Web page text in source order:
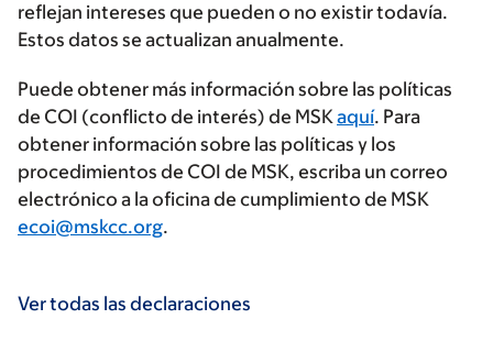
reflejan intereses que pueden o no existir todavía.
Estos datos se actualizan anualmente.
Puede obtener más información sobre las políticas
de COI (conflicto de interés) de MSKaquí. Para
obtener información sobre las políticas y los
procedimientos de COI de MSK, escriba un correo
electrónico a la oficina de cumplimiento de MSK
ecoi@mskcc.org.
Ver todas las declaraciones